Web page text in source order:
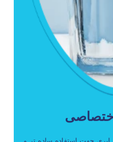
لینوکس و مک می‌باشد.